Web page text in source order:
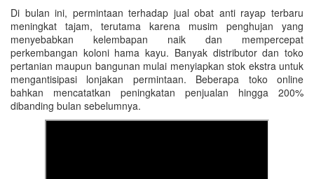
Di bulan ini, permintaan terhadap jual obat anti rayap terbaru
meningkat tajam, terutama karena musim penghujan yang
menyebabkan kelembapan naik dan mempercepat
perkembangan koloni hama kayu. Banyak distributor dan toko
pertanian maupun bangunan mulai menyiapkan stok ekstra untuk
mengantisipasi lonjakan permintaan. Beberapa toko online
bahkan mencatatkan peningkatan penjualan hingga 200%
dibanding bulan sebelumnya.